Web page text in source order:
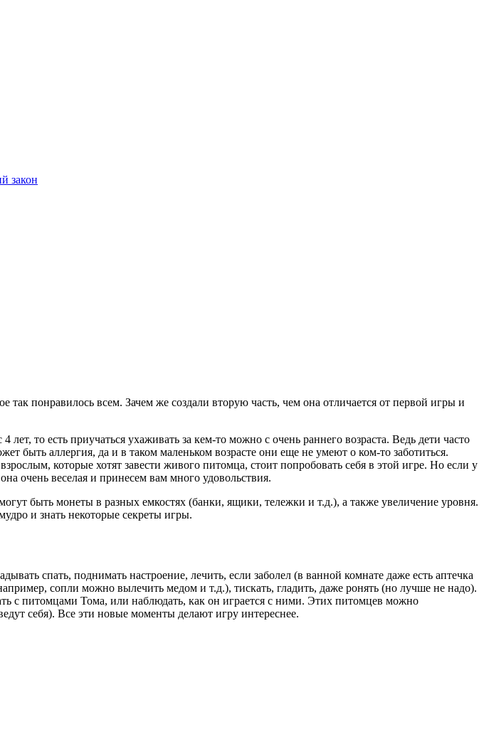
закон
понравилось всем. Зачем же создали вторую часть, чем она отличается от первой игры и
то есть приучаться ухаживать за кем-то можно с очень раннего возраста. Ведь дети часто
быть аллергия, да и в таком маленьком возрасте они еще не умеют о ком-то заботиться.
которые хотят завести живого питомца, стоит попробовать себя в этой игре. Но если у
очень веселая и принесем вам много удовольствия.
быть монеты в разных емкостях (банки, ящики, тележки и т.д.), а также увеличение уровня.
и знать некоторые секреты игры.
спать, поднимать настроение, лечить, если заболел (в ванной комнате даже есть аптечка
сопли можно вылечить медом и т.д.), тискать, гладить, даже ронять (но лучше не надо).
с питомцами Тома, или наблюдать, как он играется с ними. Этих питомцев можно
себя). Все эти новые моменты делают игру интереснее.